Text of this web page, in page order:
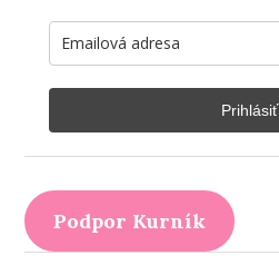
Prihlásiť
Podpor Kurník